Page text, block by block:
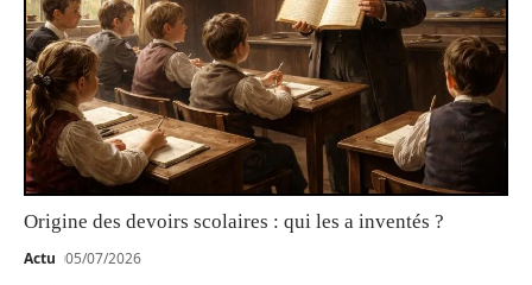
Origine des devoirs scolaires : qui les a inventés ?
Actu 05/07/2026